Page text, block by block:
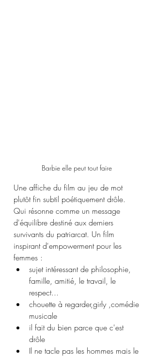
Barbie elle peut tout faire
Une affiche du film au jeu de mot
plutôt fin subtil poétiquement drôle.
Qui résonne comme un message
d'équilibre destiné aux derniers
survivants du patriarcat. Un film
inspirant d'empowerment pour les
femmes :
sujet intéressant de philosophie,
famille, amitié, le travail, le
respect...
chouette à regarder,girly ,comédie
musicale
il fait du bien parce que c'est
drôle
Il ne tacle pas les hommes mais le